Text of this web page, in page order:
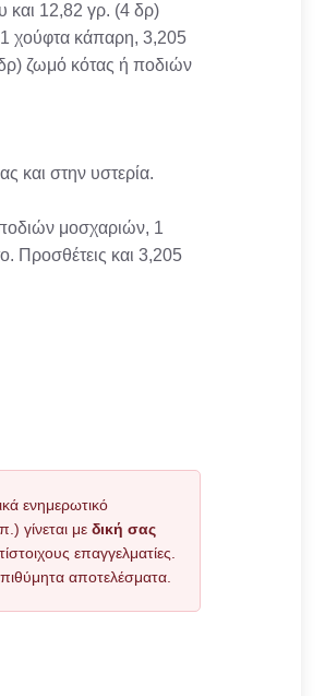
και 12,82 γρ. (4 δρ)
χούφτα κάπαρη, 3,205
ζωμό κότας ή ποδιών
και στην υστερία.
μοσχαριών, 1
Προσθέτεις και 3,205
ενημερωτικό
γίνεται με δική σας
επαγγελματίες.
αποτελέσματα.